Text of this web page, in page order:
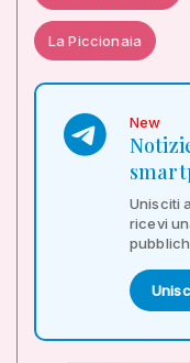
La Piccionaia
New
Unisciti
ricevi